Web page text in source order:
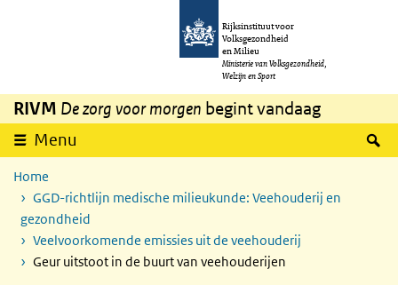
Overslaan en naar de inhoud gaan
Rijksinstituut voor
Volksgezondheid
en Milieu
Ministerie van Volksgezondheid,
Welzijn en Sport
RIVM De zorg voor morgen begint vandaag
Menu
Home
GGD-richtlijn medische milieukunde: Veehouderij en
gezondheid
Veelvoorkomende emissies uit de veehouderij
Geur uitstoot in de buurt van veehouderijen